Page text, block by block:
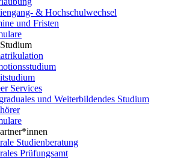
& Hochschulwechsel
und Fristen
Services
und Weiterbildendes Studium
Studienberatung
Prüfungsamt